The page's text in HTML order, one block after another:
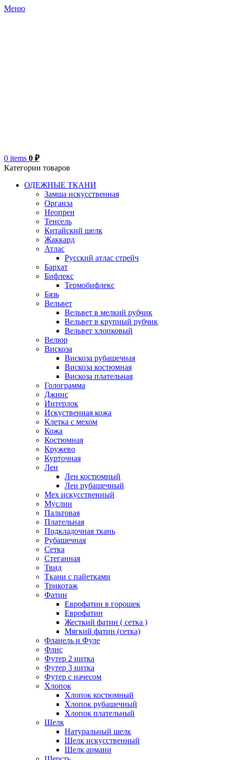
Меню
0 items 0 ₽
Категории товаров
ОДЕЖНЫЕ ТКАНИ
Замша искусственная
Органза
Неопрен
Тенсель
Китайский шелк
Жаккард
Атлас
Русский атлас стрейч
Бархат
Бифлекс
Термобифлекс
Бязь
Вельвет
Вельвет в мелкий рубчик
Вельвет в крупный рубчик
Вельвет хлопковый
Велюр
Вискоза
Вискоза рубашечная
Вискоза костюмная
Вискоза плательная
Голограмма
Джинс
Интерлок
Искуственная кожа
Клетка с мехом
Кожа
Костюмная
Кружево
Курточная
Лен
Лен костюмный
Лен рубашечный
Мех искусственный
Муслин
Пальтовая
Плательная
Подкладочная ткань
Рубашечная
Сетка
Стеганная
Твид
Ткани с пайетками
Трикотаж
Фатин
Еврофатин в горошек
Еврофатин
Жесткий фатин ( сетка )
Мягкий фатин (сетка)
Фланель и Фуле
Флис
Футер 2 нитка
Футер 3 нитка
Футер с начесом
Хлопок
Хлопок костюмный
Хлопок рубашечный
Хлопок плательный
Шелк
Натуральный шелк
Шелк искусственный
Шелк армани